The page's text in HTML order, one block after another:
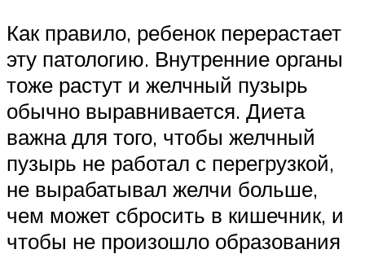
Как правило, ребенок перерастает
эту патологию. Внутренние органы
тоже растут и желчный пузырь
обычно выравнивается. Диета
важна для того, чтобы желчный
пузырь не работал с перегрузкой,
не вырабатывал желчи больше,
чем может сбросить в кишечник, и
чтобы не произошло образования